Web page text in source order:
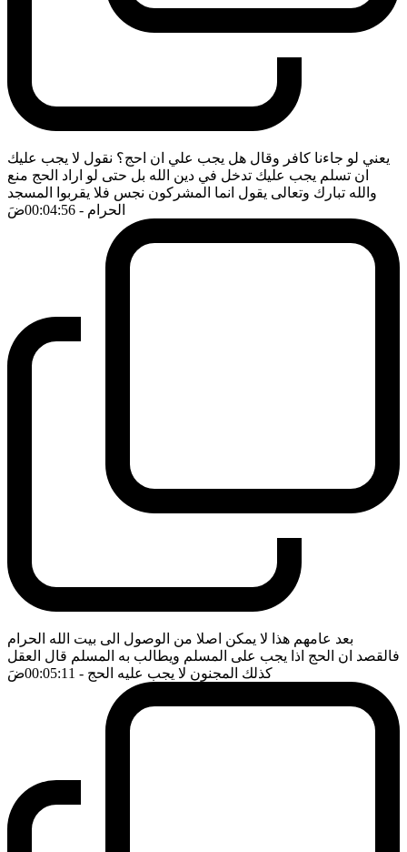
يعني لو جاءنا كافر وقال هل يجب علي ان احج؟ نقول لا يجب عليك
ان تسلم يجب عليك تدخل في دين الله بل حتى لو اراد الحج منع
والله تبارك وتعالى يقول انما المشركون نجس فلا يقربوا المسجد
الحرام - 00:04:56 ضَ
بعد عامهم هذا لا يمكن اصلا من الوصول الى بيت الله الحرام
فالقصد ان الحج اذا يجب على المسلم ويطالب به المسلم قال العقل
كذلك المجنون لا يجب عليه الحج - 00:05:11 ضَ